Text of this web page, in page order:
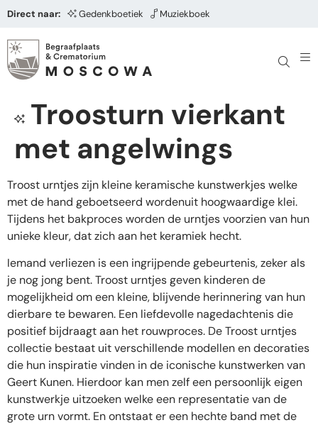
Direct naar: Gedenkboetiek Muziekboek
Troosturn vierkant
met angelwings
Troost urntjes zijn kleine keramische kunstwerkjes welke
met de hand geboetseerd wordenuit hoogwaardige klei.
Tijdens het bakproces worden de urntjes voorzien van hun
unieke kleur, dat zich aan het keramiek hecht.
Iemand verliezen is een ingrijpende gebeurtenis, zeker als
je nog jong bent. Troost urntjes geven kinderen de
mogelijkheid om een kleine, blijvende herinnering van hun
dierbare te bewaren. Een liefdevolle nagedachtenis die
positief bijdraagt aan het rouwproces. De Troost urntjes
collectie bestaat uit verschillende modellen en decoraties
die hun inspiratie vinden in de iconische kunstwerken van
Geert Kunen. Hierdoor kan men zelf een persoonlijk eigen
kunstwerkje uitzoeken welke een representatie van de
grote urn vormt. En ontstaat er een hechte band met de